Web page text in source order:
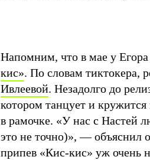
Напомним, что в мае у
кис». По словам тиктокера,
Ивлеевой. Незадолго до
котором танцует и
в рамочке. «У нас с Настей
это не точно)», — объяснил
припев «Кис-кис» уж очень